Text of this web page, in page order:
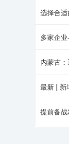
选择合
多家企
内蒙古
最新 | 新
提前备